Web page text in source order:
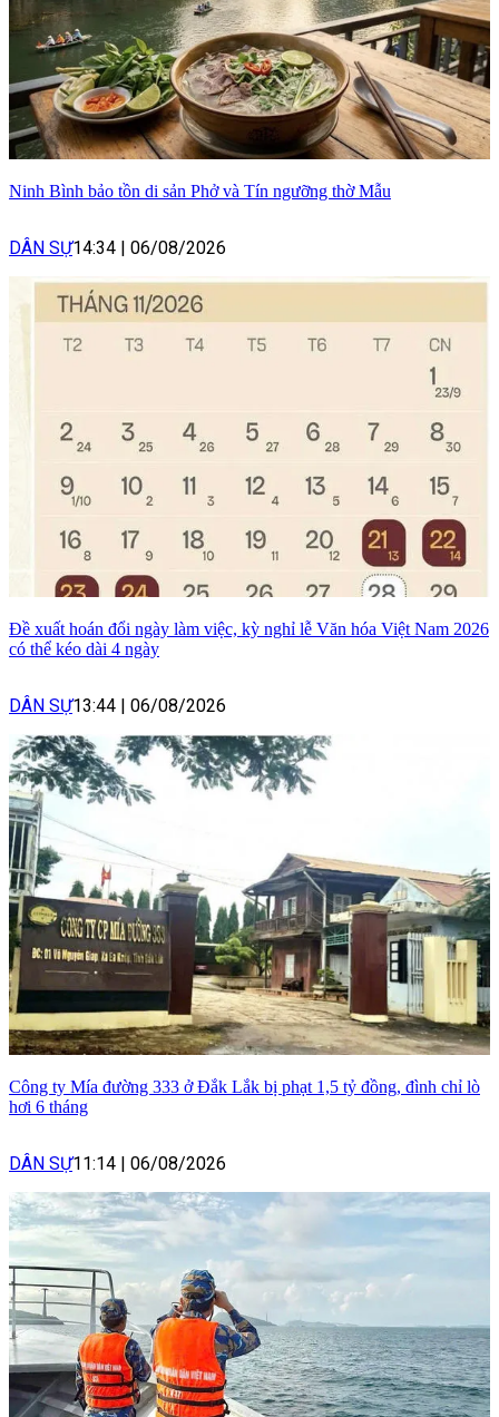
Ninh Bình bảo tồn di sản Phở và Tín ngưỡng thờ Mẫu
DÂN SỰ14:34 | 06/08/2026
Đề xuất hoán đổi ngày làm việc, kỳ nghỉ lễ Văn hóa Việt Nam 2026
có thể kéo dài 4 ngày
DÂN SỰ13:44 | 06/08/2026
Công ty Mía đường 333 ở Đắk Lắk bị phạt 1,5 tỷ đồng, đình chỉ lò
hơi 6 tháng
DÂN SỰ11:14 | 06/08/2026